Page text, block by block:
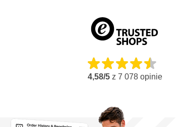
4,58/5 z 7 078 opinie